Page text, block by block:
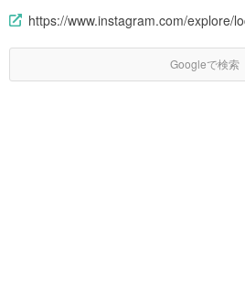
https://www.instagram.com/explore/
Googleで検索